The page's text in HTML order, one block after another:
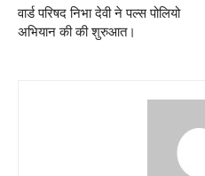
वार्ड परिषद निभा देवी ने पल्स पोलियो
अभियान की की शुरुआत।